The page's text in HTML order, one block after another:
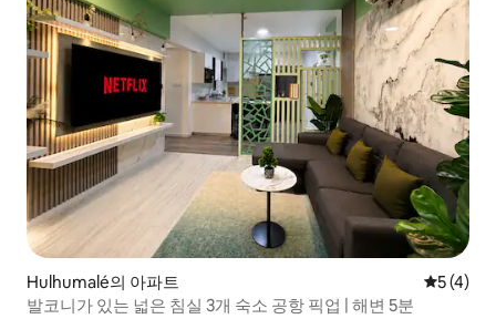
Hulhumalé의 아파트 평점 5점
5 (4)
발코니가 있는 넓은 침실 3개 숙소 공항 픽업 | 해변 5분